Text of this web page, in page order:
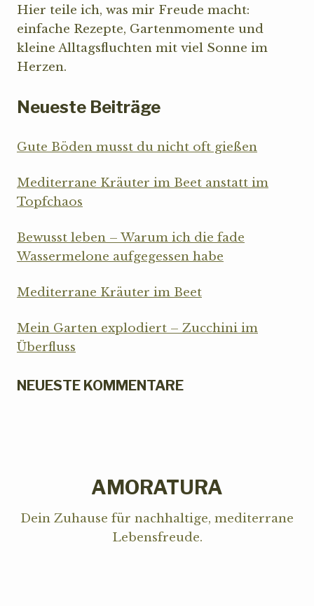
Hier teile ich, was mir Freude macht:
einfache Rezepte, Gartenmomente und
kleine Alltagsfluchten mit viel Sonne im
Herzen.
Neueste Beiträge
Gute Böden musst du nicht oft gießen
Mediterrane Kräuter im Beet anstatt im
Topfchaos
Bewusst leben – Warum ich die fade
Wassermelone aufgegessen habe
Mediterrane Kräuter im Beet
Mein Garten explodiert – Zucchini im
Überfluss
NEUESTE KOMMENTARE
AMORATURA
Dein Zuhause für nachhaltige, mediterrane
Lebensfreude.